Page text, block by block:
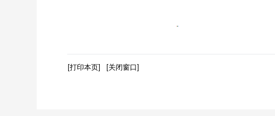
[打印本页] [关闭窗口]